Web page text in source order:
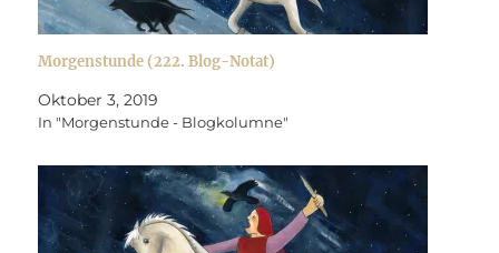
Morgenstunde (222. Blog-Notat)
Oktober 3, 2019
In "Morgenstunde - Blogkolumne"